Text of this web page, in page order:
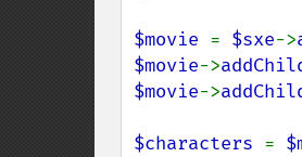
$movie = $sxe->
$movie->
$movie->
$characters =